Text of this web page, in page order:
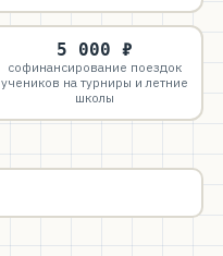
5 000 ₽
софинансирование поездок
учеников на турниры и летние
школы